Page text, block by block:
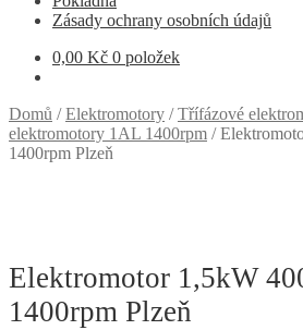
Zásady ochrany osobních údajů
0,00 Kč 0 položek
Domů /Elektromotory /Třífázové
elektromotory 1AL 1400rpm /
1400rpm Plzeň
Elektromotor 1,5kW
1400rpm Plzeň